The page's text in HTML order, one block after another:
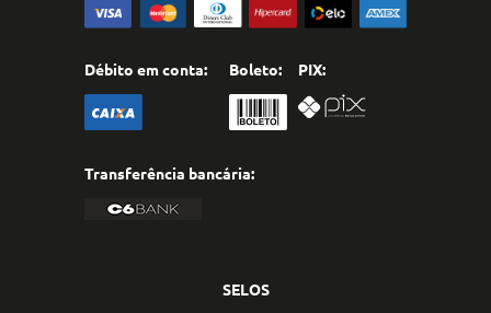
Débito em conta: Boleto: PIX:
Transferência bancária:
SELOS